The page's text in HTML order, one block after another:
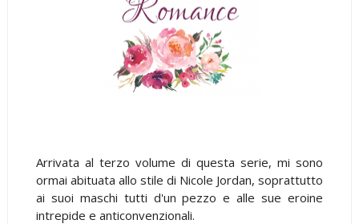
Arrivata al terzo volume di questa serie, mi sono
ormai abituata allo stile di Nicole Jordan, soprattutto
ai suoi maschi tutti d'un pezzo e alle sue eroine
intrepide e anticonvenzionali.